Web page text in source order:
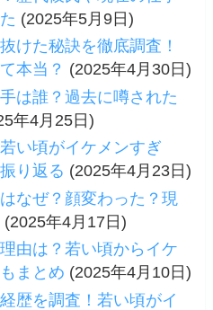
(2025年5月9日)
けた秘訣を徹底調査！
本当？ (2025年4月30日)
は誰？過去に噂された
年4月25日)
い頃がイケメンすぎ
り返る (2025年4月23日)
なぜ？顔変わった？現
(2025年4月17日)
由は？若い頃からイケ
まとめ (2025年4月10日)
歴を調査！若い頃がイ